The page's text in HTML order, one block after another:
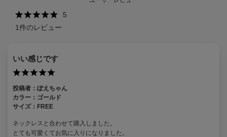
5
1件のレビュー
いい感じです
投稿者： ぽえちゃん
カラー： ゴールド
サイズ： FREE
ネックレスと合わせて購入しました。
とても可愛くてお気に入りになりました。